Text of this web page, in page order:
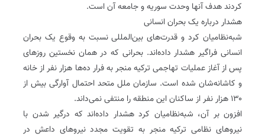
کردند هدف آنها وحدت سوریه و جامعه آن است.
هشدار درباره یک بحران انسانی
شبه‌نظامیان کرد و قدرت‌های بین‌المللی نسبت به وقوع یک بحران
انسانی فراگیر هشدار داده‌اند. بحرانی که در همان نخستین روزهای
پس از آغاز عملیات تهاجمی ترکیه منجر به فرار ده‌ها هزار نفر از خانه
و کاشانه‌شان شده است. سازمان ملل متحد احتمال آوارگی بیش از
۱۳۰ هزار نفر از ساکنان این منطقه را منتفی نمی‌داند.
افزون بر آن، شبه‌نظامیان کرد هشدار داده‌اند که درگیر شدن با
نیروهای نظامی ترکیه منجر به تقویت مجدد نیروهای داعش در